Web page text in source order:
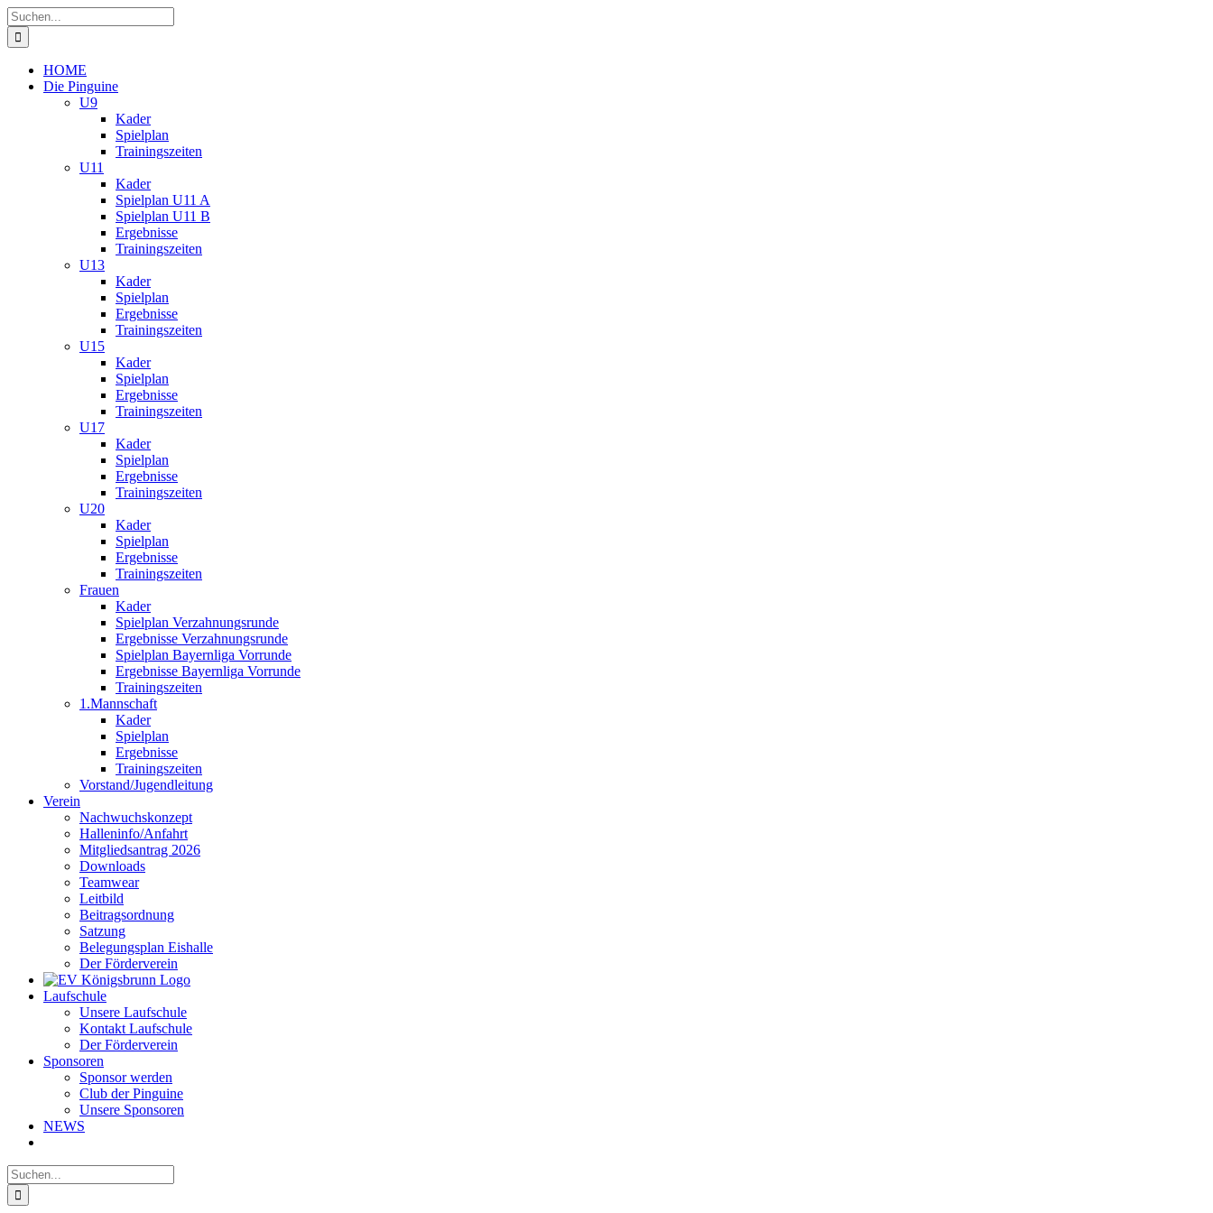
Zum
Inhalt
springen
Suche
nach:
HOME
Die Pinguine
U9
Kader
Spielplan
Trainingszeiten
U11
Kader
Spielplan U11 A
Spielplan U11 B
Ergebnisse
Trainingszeiten
U13
Kader
Spielplan
Ergebnisse
Trainingszeiten
U15
Kader
Spielplan
Ergebnisse
Trainingszeiten
U17
Kader
Spielplan
Ergebnisse
Trainingszeiten
U20
Kader
Spielplan
Ergebnisse
Trainingszeiten
Frauen
Kader
Spielplan Verzahnungsrunde
Ergebnisse Verzahnungsrunde
Spielplan Bayernliga Vorrunde
Ergebnisse Bayernliga Vorrunde
Trainingszeiten
1.Mannschaft
Kader
Spielplan
Ergebnisse
Trainingszeiten
Vorstand/Jugendleitung
Verein
Nachwuchskonzept
Halleninfo/Anfahrt
Mitgliedsantrag 2026
Downloads
Teamwear
Leitbild
Beitragsordnung
Satzung
Belegungsplan Eishalle
Der Förderverein
Laufschule
Unsere Laufschule
Kontakt Laufschule
Der Förderverein
Sponsoren
Sponsor werden
Club der Pinguine
Unsere Sponsoren
NEWS
Suche
nach: